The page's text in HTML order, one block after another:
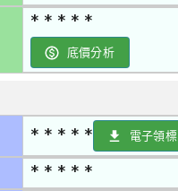
* * * * *
底價分析
* * * * * 電子領標
* * * * *